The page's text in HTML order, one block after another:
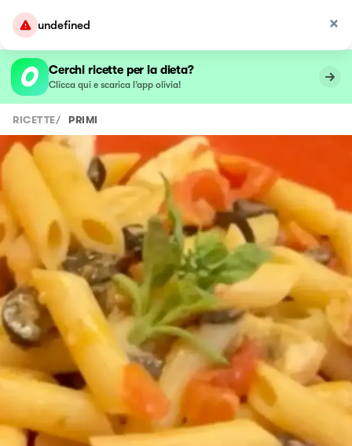
undefined
Cerchi ricette per la dieta?
Clicca qui e scarica l’app olivia!
RICETTE/ PRIMI